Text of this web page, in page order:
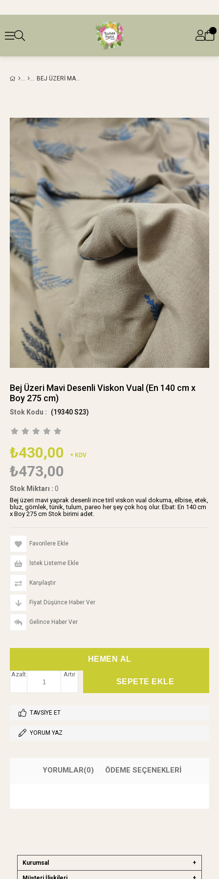
BEJ ÜZERI MAVI DESENLI VISKON VUAL (EN 140 CM X BOY 275 CM)
Bej Üzeri Mavi Desenli Viskon Vual (En 140 cm x
Boy 275 cm)
(19340 S23)
₺430,00 + KDV
₺473,00
Stok Miktarı : 0
Bej üzeri mavi yaprak desenli ince tiril viskon vual dokuma, elbise, etek,
bluz, gömlek, tünik, tulum, pareo her şey çok hoş olur. Ebat: En 140 cm
x Boy 275 cm Stok birimi adet.
Favorilere Ekle
İstek Listeme Ekle
Karşılaştır
Fiyat Düşünce Haber Ver
Gelince Haber Ver
Artır
Azalt
TAVSIYE ET
YORUM YAZ
YORUMLAR(0) ÖDEME SEÇENEKLERI
Kurumsal